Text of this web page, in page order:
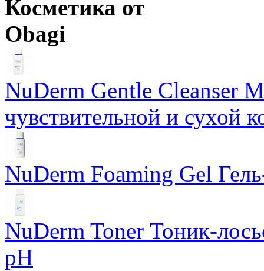
Косметика от
Obagi
NuDerm Gentle Cleanser
чувствительной и сухой
NuDerm Foaming Gel
NuDerm Toner Тоник-
pH